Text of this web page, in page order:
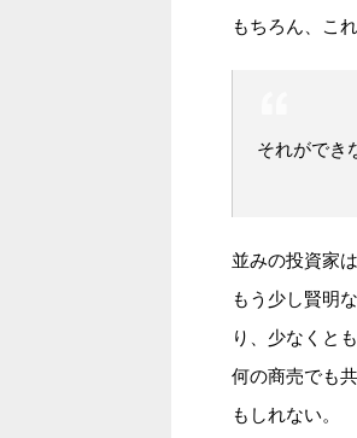
もちろん、こ
それができ
並みの投資家
もう少し賢明
り、少なくと
何の商売でも
もしれない。